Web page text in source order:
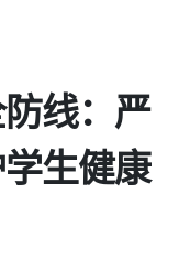
线：严
生健康